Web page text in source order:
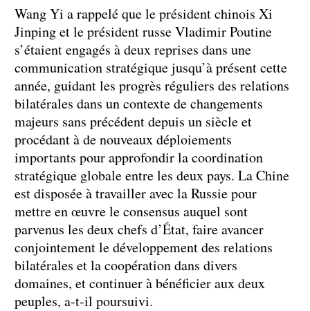
Wang Yi a rappelé que le président chinois Xi
Jinping et le président russe Vladimir Poutine
s’étaient engagés à deux reprises dans une
communication stratégique jusqu’à présent cette
année, guidant les progrès réguliers des relations
bilatérales dans un contexte de changements
majeurs sans précédent depuis un siècle et
procédant à de nouveaux déploiements
importants pour approfondir la coordination
stratégique globale entre les deux pays. La Chine
est disposée à travailler avec la Russie pour
mettre en œuvre le consensus auquel sont
parvenus les deux chefs d’État, faire avancer
conjointement le développement des relations
bilatérales et la coopération dans divers
domaines, et continuer à bénéficier aux deux
peuples, a-t-il poursuivi.